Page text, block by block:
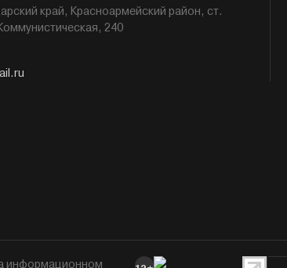
край, Красноармейский район, ст.
240
информационном